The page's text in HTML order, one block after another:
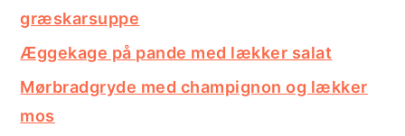
græskarsuppe
Æggekage på pande med lækker salat
Mørbradgryde med champignon og lækker
mos